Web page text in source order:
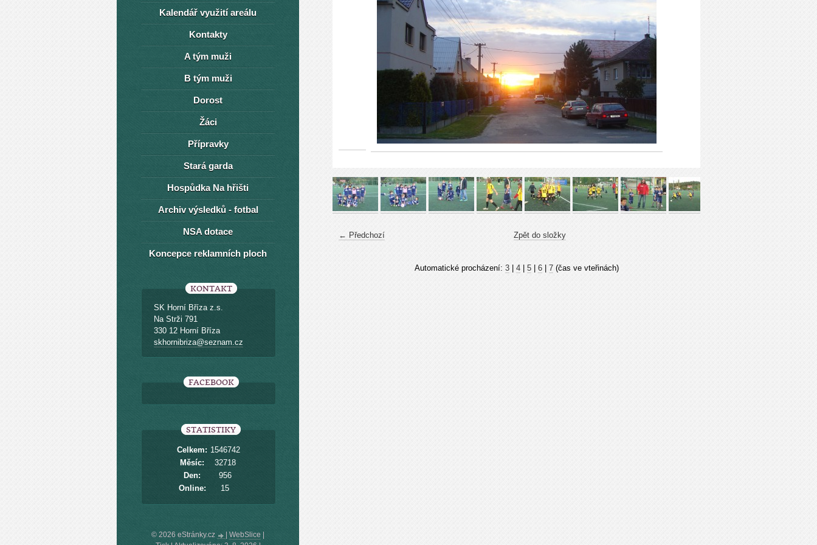
← Předchozí Zpět do složky
Automatické procházení: 3| 4| 5| 6| 7(čas ve vteřinách)
Kalendář využití areálu
Kontakty
A tým muži
B tým muži
Dorost
Žáci
Přípravky
Stará garda
Hospůdka Na hřišti
Archiv výsledků - fotbal
NSA dotace
Koncepce reklamních ploch
KONTAKT
SK Horní Bříza z.s.
Na Strži 791
330 12 Horní Bříza
skhornibriza@seznam.cz
FACEBOOK
STATISTIKY
Online: 15
Celkem: 1546742
Měsíc:
32718
Den:
956
© 2026 eStránky.cz WebSlice